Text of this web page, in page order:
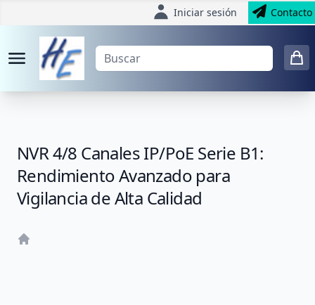
Iniciar sesión Contacto
NVR 4/8 Canales IP/PoE Serie B1:
Rendimiento Avanzado para
Vigilancia de Alta Calidad